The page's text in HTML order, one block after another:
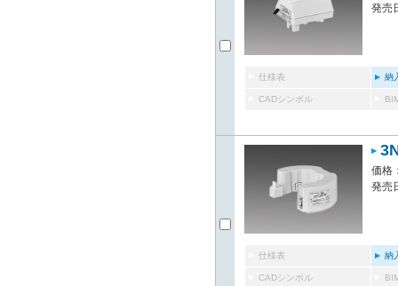
発売
仕様表 納
CADシンボル
価格
発売
仕様表 納
CADシンボル